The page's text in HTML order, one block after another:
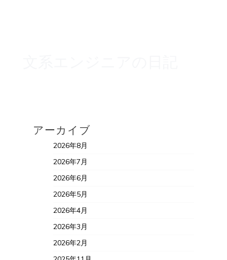
アーカイブ
2026年8月
2026年7月
2026年6月
2026年5月
2026年4月
2026年3月
2026年2月